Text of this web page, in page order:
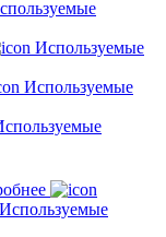
Используемые
Используемые
Используемые